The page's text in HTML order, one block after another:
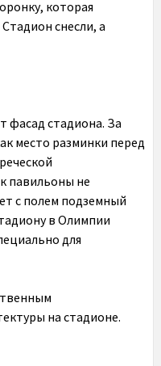
которая
снесли, а
фасад стадиона. За
место разминки перед
павильоны не
с полем подземный
в Олимпии
для
на стадионе.